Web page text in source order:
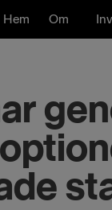
Hem Om